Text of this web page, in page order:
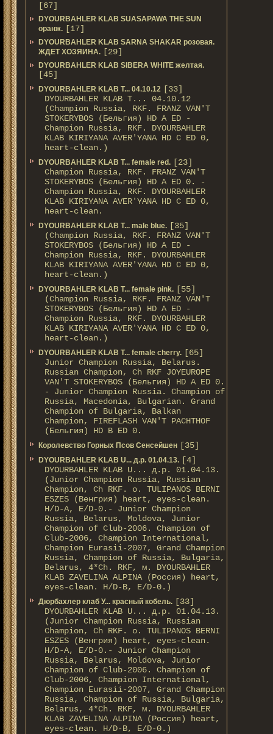
[67]
DYOURBAHLER KLAB SUASAPAWA THE SUN
оранж. [17]
DYOURBAHLER KLAB SARNA SHAKAR розовая.
ЖДЕТ ХОЗЯИНА. [29]
DYOURBAHLER KLAB SIBERA WHITE желтая.
[45]
DYOURBAHLER KLAB T... 04.10.12 [33]
DYOURBAHLER KLAB T... 04.10.12
(Champion Russia, RKF. FRANZ VAN'T
STOKERYBOS (Бельгия) HD А ED -
Champion Russia, RKF. DYOURBAHLER
KLAB KIRIYANA AVER'YANA HD С ED 0,
heart-clean.)
DYOURBAHLER KLAB T... female red. [23]
Champion Russia, RKF. FRANZ VAN'T
STOKERYBOS (Бельгия) HD А ED 0. -
Champion Russia, RKF. DYOURBAHLER
KLAB KIRIYANA AVER'YANA HD С ED 0,
heart-clean.
DYOURBAHLER KLAB T... male blue. [35]
(Champion Russia, RKF. FRANZ VAN'T
STOKERYBOS (Бельгия) HD А ED -
Champion Russia, RKF. DYOURBAHLER
KLAB KIRIYANA AVER'YANA HD С ED 0,
heart-clean.)
DYOURBAHLER KLAB T... female pink. [55]
(Champion Russia, RKF. FRANZ VAN'T
STOKERYBOS (Бельгия) HD А ED -
Champion Russia, RKF. DYOURBAHLER
KLAB KIRIYANA AVER'YANA HD С ED 0,
heart-clean.)
DYOURBAHLER KLAB T... female cherry. [65]
Junior Champion Russia, Belarus.
Russian Champion, Ch RKF JOYEUROPE
VAN'T STOKERYBOS (Бельгия) HD А ED 0.
- Junior Champion Russia. Champion of
Russia, Macedonia, Bulgarian. Grand
Champion of Bulgaria, Balkan
Champion, FIREFLASH VAN'T PACHTHOF
(Бельгия) HD B ED 0.
Королевство Горных Псов Сенсейшен [35]
DYOURBAHLER KLAB U... д.р. 01.04.13. [4]
DYOURBAHLER KLAB U... д.р. 01.04.13.
(Junior Champion Russia, Russian
Champion, Ch RKF. о. TULIPANOS BERNI
ESZES (Венгрия) heart, eyes-clean.
H/D-A, E/D-0.- Junior Champion
Russia, Belarus, Moldova, Junior
Champion of Club-2006. Champion of
Club-2006, Champion International,
Champion Eurasii-2007, Grand Champion
Russia, Champion of Russia, Bulgaria,
Belarus, 4*Ch. RKF, м. DYOURBAHLER
KLAB ZAVELINA ALPINA (Россия) heart,
eyes-clean. H/D-В, E/D-0.)
Дюрбахлер клаб У... красный кобель. [33]
DYOURBAHLER KLAB U... д.р. 01.04.13.
(Junior Champion Russia, Russian
Champion, Ch RKF. о. TULIPANOS BERNI
ESZES (Венгрия) heart, eyes-clean.
H/D-A, E/D-0.- Junior Champion
Russia, Belarus, Moldova, Junior
Champion of Club-2006. Champion of
Club-2006, Champion International,
Champion Eurasii-2007, Grand Champion
Russia, Champion of Russia, Bulgaria,
Belarus, 4*Ch. RKF, м. DYOURBAHLER
KLAB ZAVELINA ALPINA (Россия) heart,
eyes-clean. H/D-В, E/D-0.)